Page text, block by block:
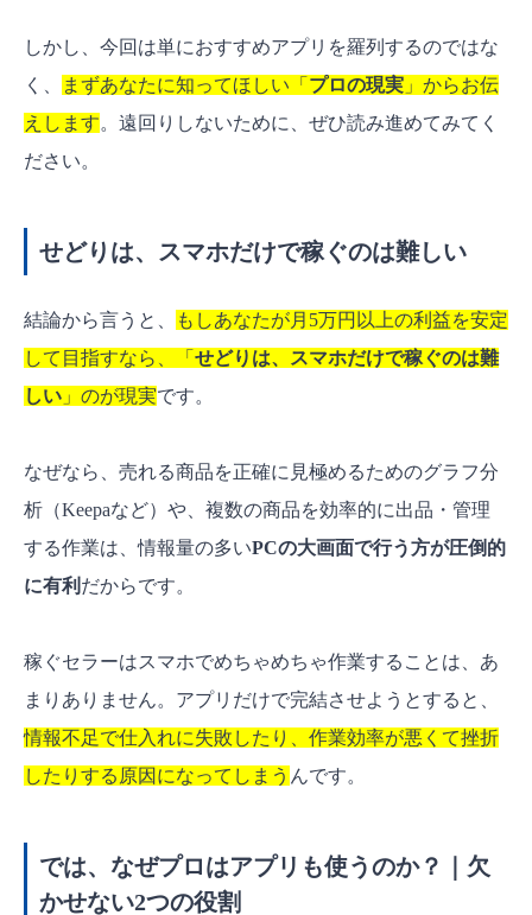
ますか？
成功の鍵は「役割分担」。自分だけの少数精鋭チ
ームを作ろう！
しかし、今回は単におすすめアプリを羅列するのではな
く、
まずあなたに知ってほしい「 プロの現実 」からお伝
えします。遠回りしないために、ぜひ読み進めてみてく
ださい。
せどりは、スマホだけで稼ぐのは難しい
結論から言うと、
もしあなたが月5万円以上の利益を安定
して目指すなら、「 せどりは、スマホだけで稼ぐのは難
しい 」のが現実です。
なぜなら、売れる商品を正確に見極めるためのグラフ分
析（Keepaなど）や、複数の商品を効率的に出品・管理
する作業は、情報量の多いPCの大画面で行う方が圧倒的
に有利 だからです。
稼ぐセラーはスマホでめちゃめちゃ作業することは、あ
まりありません。アプリだけで完結させようとすると、
情報不足で仕入れに失敗したり、作業効率が悪くて挫折
したりする原因になってしまう んです。
では、なぜプロはアプリも使うのか？｜欠
かせない2つの役割